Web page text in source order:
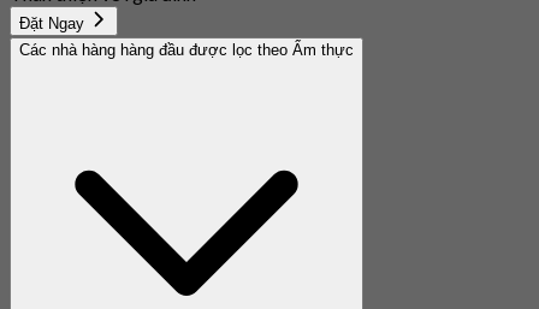
Đặt Ngay
Các nhà hàng hàng đầu được lọc theo Ẩm thực